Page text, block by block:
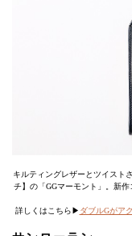
キルティングレザーとツイスト
チ】の「GGマーモント」。新
詳しくはこちら▶ ダブルGがア